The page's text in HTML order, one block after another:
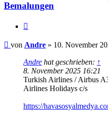
Bemalungen
Beitrag
von Andre » 10. November
Andre hat geschrieben: ↑
8. November 2025 16:21
Turkish Airlines / Airbus
Airlines Holidays c/s
https://